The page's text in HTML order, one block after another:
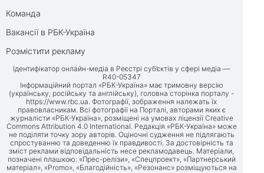
Команда
Вакансії в РБК-Україна
Розмістити рекламу
Ідентифікатор онлайн-медіа в Реєстрі суб’єктів у сфері медіа —
R40-05347
Інформаційний портал «РБК-Україна» має тримовну версію
(українську, російську та англійську), головна сторінка порталу -
https://www.rbc.ua. Фотографії, зображення належать їх
правовласникам. Всі фотографії на Порталі, авторами яких є
журналісти «РБК-Україна», розміщені на умовах ліцензії Creative
Commons Attribution 4.0 International. Редакція «РБК-Україна» може
не поділяти точку зору авторів. Оціночні судження не підлягають
спростуванню та доведенню їх правдивості. За достовірність та
зміст реклами відповідальність несе рекламодавець. Матеріали,
позначені плашкою: «Прес-релізи», «Спецпроект», «Партнерський
матеріал», «Promo», «Благодійність», «Резонанс» розміщуються на